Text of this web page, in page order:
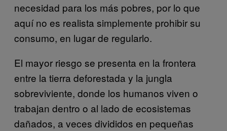
necesidad para los más pobres, por lo que
aquí no es realista simplemente prohibir su
consumo, en lugar de regularlo.
El mayor riesgo se presenta en la frontera
entre la tierra deforestada y la jungla
sobreviviente, donde los humanos viven o
trabajan dentro o al lado de ecosistemas
dañados, a veces divididos en pequeñas